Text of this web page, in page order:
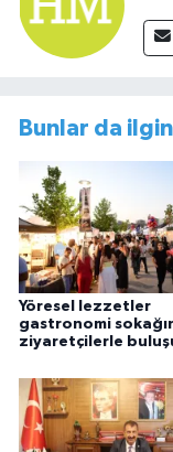
Bunlar da
Yöresel lezzetler
gastronomi
ziyaretçilerle